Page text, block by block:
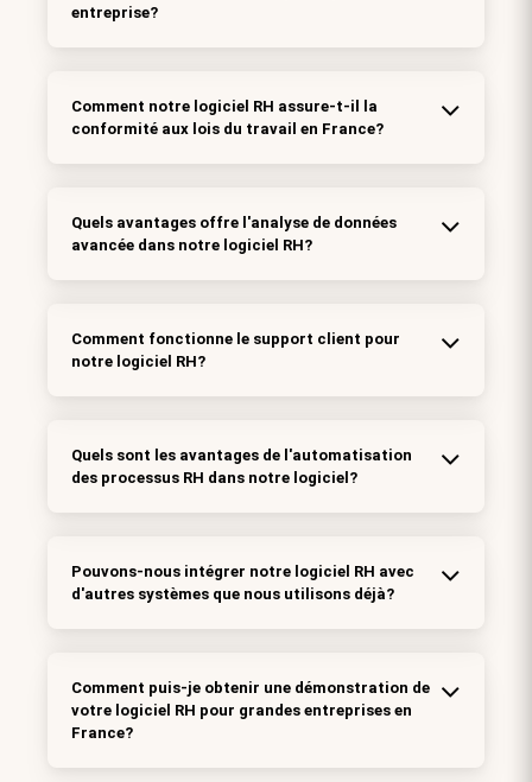
entreprise?
Comment notre logiciel RH assure-t-il la
conformité aux lois du travail en France?
Quels avantages offre l'analyse de données
avancée dans notre logiciel RH?
Comment fonctionne le support client pour
notre logiciel RH?
Quels sont les avantages de l'automatisation
des processus RH dans notre logiciel?
Pouvons-nous intégrer notre logiciel RH avec
d'autres systèmes que nous utilisons déjà?
Comment puis-je obtenir une démonstration de
votre logiciel RH pour grandes entreprises en
France?